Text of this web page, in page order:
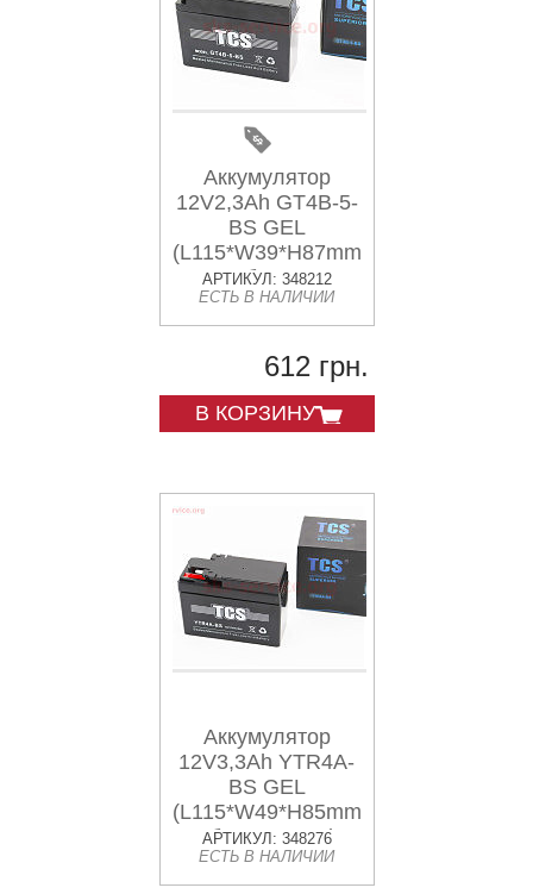
Аккумулятор
12V2,3Ah GT4B-5-
BS GEL
(L115*W39*H87mm)
"таблетка-
Yamaha/suzuki"
АРТИКУЛ: 348212
ЕСТЬ В НАЛИЧИИ
612 грн.
В КОРЗИНУ
Аккумулятор
12V3,3Ah YTR4A-
BS GEL
(L115*W49*H85mm)
"таблетка-Honda"
АРТИКУЛ: 348276
ЕСТЬ В НАЛИЧИИ